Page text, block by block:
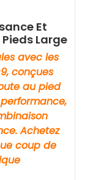
Et
Large
avec les
conçues
au pied
Achetez
coup de